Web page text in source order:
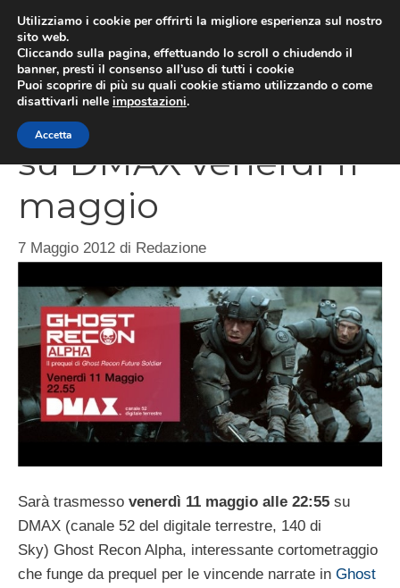
contenuto
Ghost Recon Alpha
su DMAX venerdì 11
maggio
7 Maggio 2012 di Redazione
Sarà trasmesso venerdì 11 maggio alle 22:55 su
DMAX (canale 52 del digitale terrestre, 140 di
Sky) Ghost Recon Alpha, interessante cortometraggio
che funge da prequel per le vincende narrate in Ghost
Utilizziamo i cookie per offrirti la migliore esperienza sul nostro
sito web.
Cliccando sulla pagina, effettuando lo scroll o chiudendo il
banner, presti il consenso all’uso di tutti i cookie
Puoi scoprire di più su quali cookie stiamo utilizzando o come
disattivarli nelle impostazioni.
Accetta